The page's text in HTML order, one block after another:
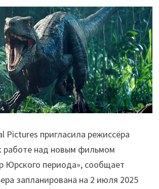
Pictures пригласила режиссёра
работе над новым фильмом
периода», сообщает
запланирована на 2 июля 2025